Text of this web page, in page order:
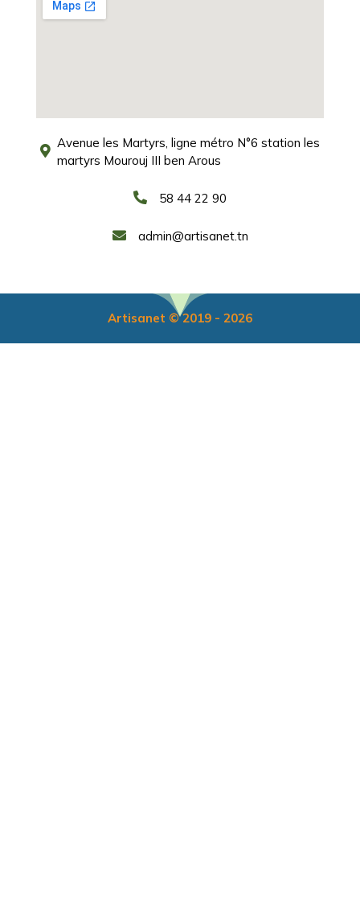
Avenue les Martyrs, ligne métro N°6 station les
martyrs Mourouj III ben Arous
58 44 22 90
admin@artisanet.tn
Artisanet © 2019 - 2026